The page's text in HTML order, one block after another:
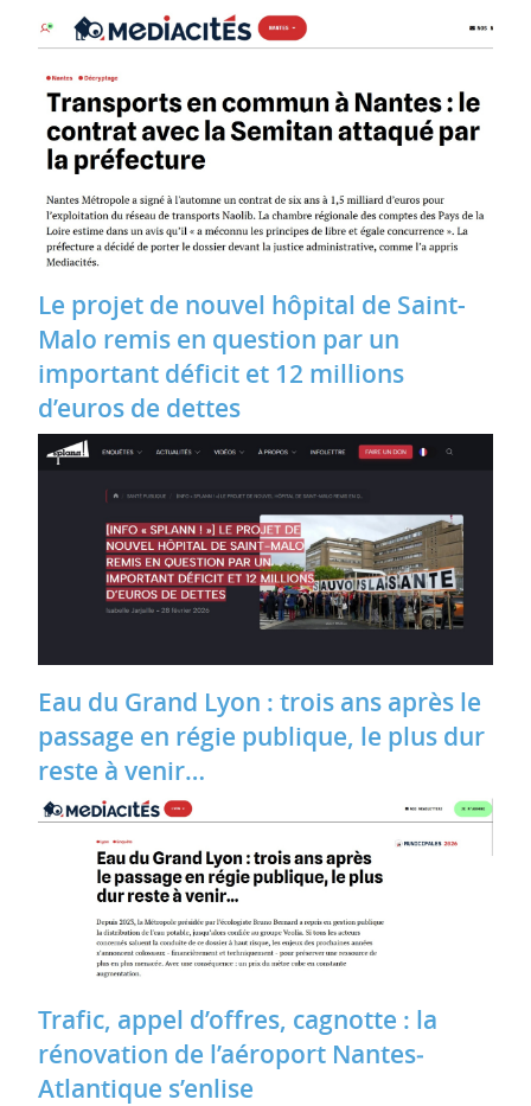
Le projet de nouvel hôpital de Saint-
Malo remis en question par un
important déficit et 12 millions
d’euros de dettes
Eau du Grand Lyon : trois ans après le
passage en régie publique, le plus dur
reste à venir…
Trafic, appel d’offres, cagnotte : la
rénovation de l’aéroport Nantes‐
Atlantique s’enlise